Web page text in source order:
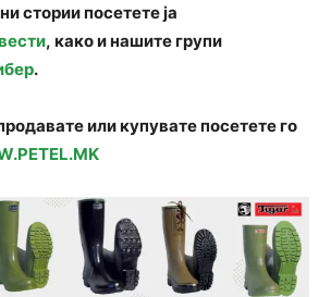
стории посетете ја
, како и нашите групи
.
или купувате посетете го